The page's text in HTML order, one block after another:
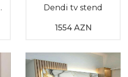
də önəmli
dekorativ görünüşünü
altı Dendi tv stend
1554 AZN